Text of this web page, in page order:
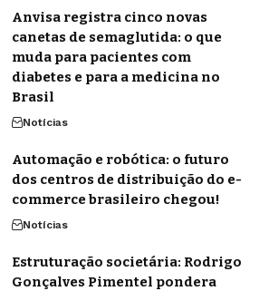
Anvisa registra cinco novas
canetas de semaglutida: o que
muda para pacientes com
diabetes e para a medicina no
Brasil
Notícias
Automação e robótica: o futuro
dos centros de distribuição do e-
commerce brasileiro chegou!
Notícias
Estruturação societária: Rodrigo
Gonçalves Pimentel pondera